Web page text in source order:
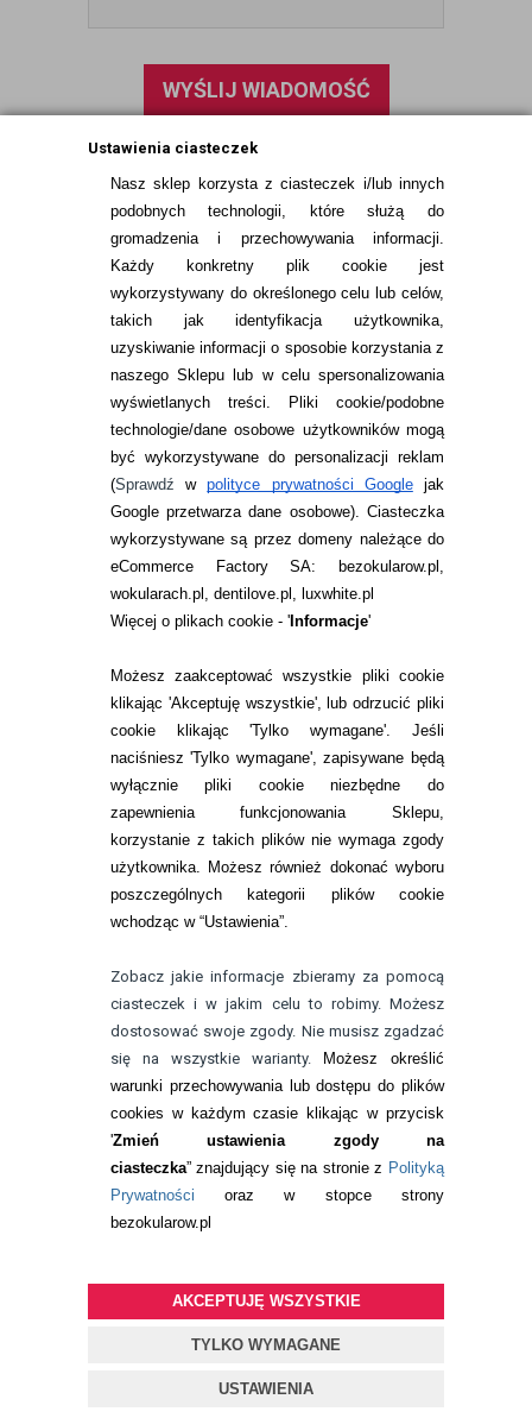
Ustawienia ciasteczek
Nasz sklep korzysta z ciasteczek i/lub innych
podobnych technologii, które służą do
gromadzenia i przechowywania informacji.
Każdy konkretny plik cookie jest
wykorzystywany do określonego celu lub celów,
takich jak identyfikacja użytkownika,
uzyskiwanie informacji o sposobie korzystania z
naszego Sklepu lub w celu spersonalizowania
wyświetlanych treści.
Pliki cookie/podobne
technologie/dane osobowe użytkowników mogą
być wykorzystywane do personalizacji reklam
(Sprawdźwpolityce prywatności Googlejak
Google przetwarza dane osobowe). Ciasteczka
wykorzystywane są przez domeny należące do
eCommerce Factory SA: bezokularow.pl,
wokularach.pl, dentilove.pl, luxwhite.pl
Więcej o plikach cookie - 'Informacje'
Możesz zaakceptować wszystkie pliki cookie
klikając 'Akceptuję wszystkie', lub odrzucić pliki
cookie klikając 'Tylko wymagane'. Jeśli
naciśniesz 'Tylko wymagane', zapisywane będą
wyłącznie pliki cookie niezbędne do
zapewnienia funkcjonowania Sklepu,
korzystanie z takich plików nie wymaga zgody
użytkownika. Możesz również dokonać wyboru
poszczególnych kategorii plików cookie
wchodząc w “Ustawienia”.
Zobacz jakie informacje zbieramy za pomocą
ciasteczek i w jakim celu to robimy. Możesz
dostosować swoje zgody. Nie musisz zgadzać
się na wszystkie warianty.
Możesz określić
warunki przechowywania lub dostępu do plików
cookies w każdym czasie klikając w przycisk
'Zmień ustawienia zgody na
ciasteczka” znajdujący się na stronie z Polityką
Prywatności oraz w stopce strony
bezokularow.pl
AKCEPTUJĘ WSZYSTKIE
TYLKO WYMAGANE
USTAWIENIA
WYŚLIJ WIADOMOŚĆ
INFORMACJE KONTAKTOWE
JAK ZAMAWIAĆ?
ZWROTY I REKLAMACJA
WARUNKI ZAKUPÓW
RANKINGI SOCZEWEK
SOCZEWKI KOLOROWE
Zwrot (odstąpienie od umowy)
ZMIEŃ USTAWIENIA ZGODY NA CIASTECZKA
KONTAKT
telefon:
22 113 44 42
telefon:
732 08 08 72
kontakt@bezokularow.pl
BEZOKULARÓW.PL | soczewki kontaktowe i płyny